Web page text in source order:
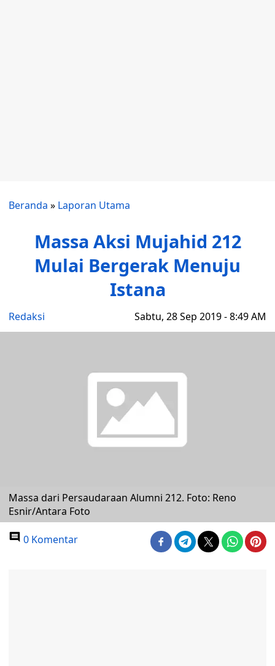
Beranda » Laporan Utama
Massa Aksi Mujahid 212
Mulai Bergerak Menuju
Istana
Redaksi Sabtu, 28 Sep 2019 - 8:49 AM
Massa dari Persaudaraan Alumni 212. Foto: Reno
Esnir/Antara Foto
0 Komentar